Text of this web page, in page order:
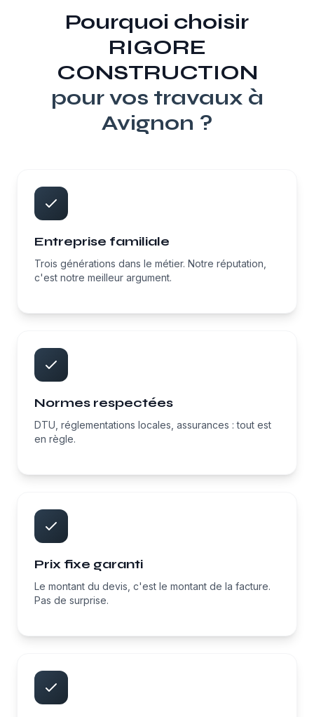
Pourquoi choisir
RIGORE
CONSTRUCTION
pour vos travaux à
Avignon ?
Entreprise familiale
Trois générations dans le métier. Notre réputation,
c'est notre meilleur argument.
Normes respectées
DTU, réglementations locales, assurances : tout est
en règle.
Prix fixe garanti
Le montant du devis, c'est le montant de la facture.
Pas de surprise.